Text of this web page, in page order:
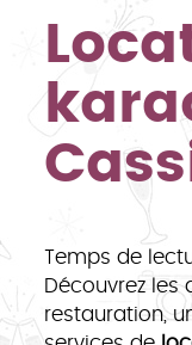
Temps de
Découvrez les
restauration,